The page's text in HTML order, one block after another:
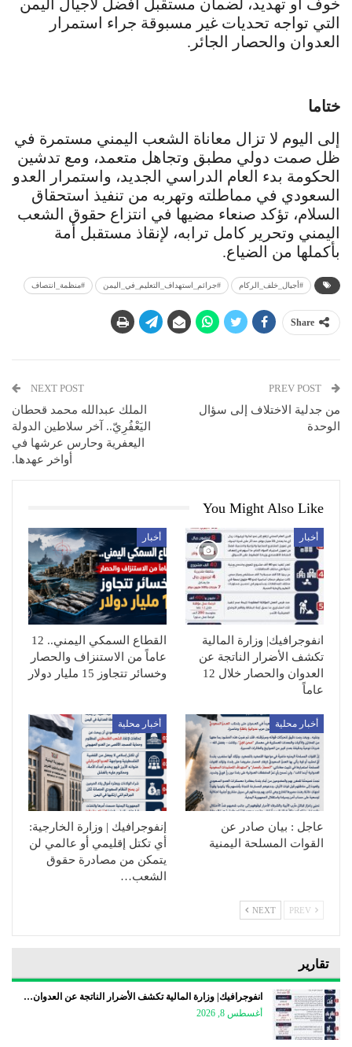
خوف أو تهديد، لضمان مستقبل أفضل لأجيال اليمن
التي تواجه تحديات غير مسبوقة جراء استمرار
العدوان والحصار الجائر.
ختاما
إلى اليوم لا تزال معاناة الشعب اليمني مستمرة في
ظل صمت دولي مطبق وتجاهل متعمد، ومع تدشين
الحكومة بدء العام الدراسي الجديد، واستمرار العدو
السعودي في مماطلته وتهربه من تنفيذ استحقاق
السلام، تؤكد صنعاء مضيها في انتزاع حقوق الشعب
اليمني وتحرير كامل ترابه، لإنقاذ مستقبل أمة
بأكملها من الضياع.
#أجيال_خلف_الركام #جرائم_استهداف_التعليم_في_اليمن #منظمة_انتصاف
Share
من جدلية الاختلاف إلى سؤال
الوحدة
NEXT POST
الملك عبدالله محمد قحطان
اليَعْفُرِيّ.. آخر سلاطين الدولة
اليعفرية وحارس عرشها في
أواخر عهدها.
You Might Also Like
أخبار
انفوجرافيك| وزارة المالية
تكشف الأضرار الناتجة عن
العدوان والحصار خلال 12
عاماً
أخبار
القطاع السمكي اليمني.. 12
عاماً من الاستنزاف والحصار
وخسائر تتجاوز 15 مليار دولار
أخبار محلية
عاجل : بيان صادر عن
القوات المسلحة اليمنية
أخبار محلية
إنفوجرافيك | وزارة الخارجية:
أي تكتل إقليمي أو عالمي لن
يتمكن من مصادرة حقوق
الشعب…
NEXT
تقارير
انفوجرافيك| وزارة المالية تكشف الأضرار الناتجة عن العدوان…
أغسطس 8, 2026